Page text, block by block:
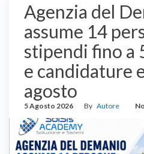
Agenzia del
assume 14
stipendi fino a
e candidature
agosto
5 Agosto 2026 By Autore